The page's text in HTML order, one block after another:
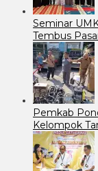
Seminar
Tembus
Pemkab
Kelompok